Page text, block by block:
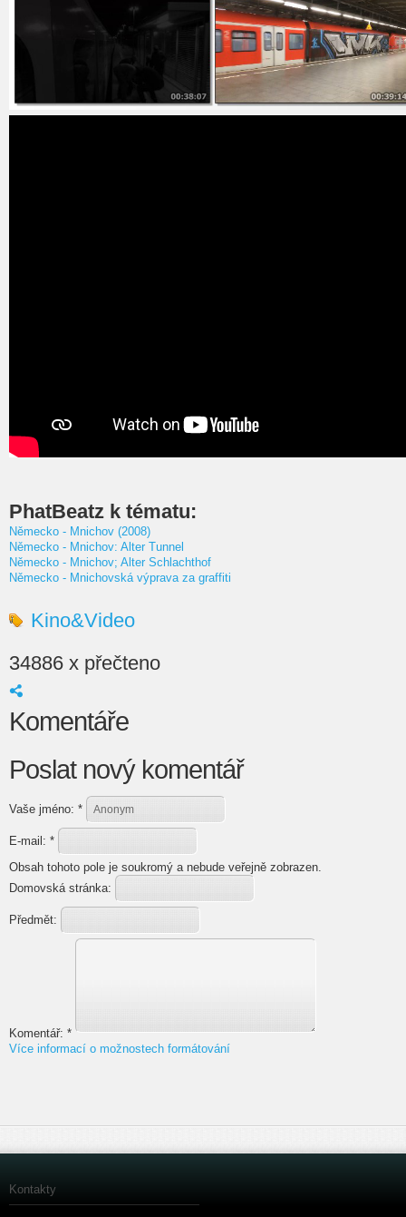
PhatBeatz k tématu:
Německo - Mnichov (2008)
Německo - Mnichov: Alter Tunnel
Německo - Mnichov; Alter Schlachthof
Německo - Mnichovská výprava za graffiti
Kino&Video
34886 x přečteno
Komentáře
Poslat nový komentář
Vaše jméno: *
E-mail: *
Obsah tohoto pole je soukromý a nebude veřejně zobrazen.
Domovská stránka:
Předmět:
Komentář: *
Více informací o možnostech formátování
Kontakty